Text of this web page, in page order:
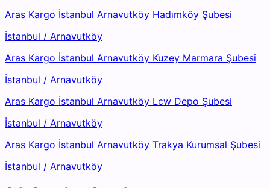
Aras Kargo İstanbul Arnavutköy Hadımköy Şubesi
İstanbul / Arnavutköy
Aras Kargo İstanbul Arnavutköy Kuzey Marmara Şubesi
İstanbul / Arnavutköy
Aras Kargo İstanbul Arnavutköy Lcw Depo Şubesi
İstanbul / Arnavutköy
Aras Kargo İstanbul Arnavutköy Trakya Kurumsal Şubesi
İstanbul / Arnavutköy